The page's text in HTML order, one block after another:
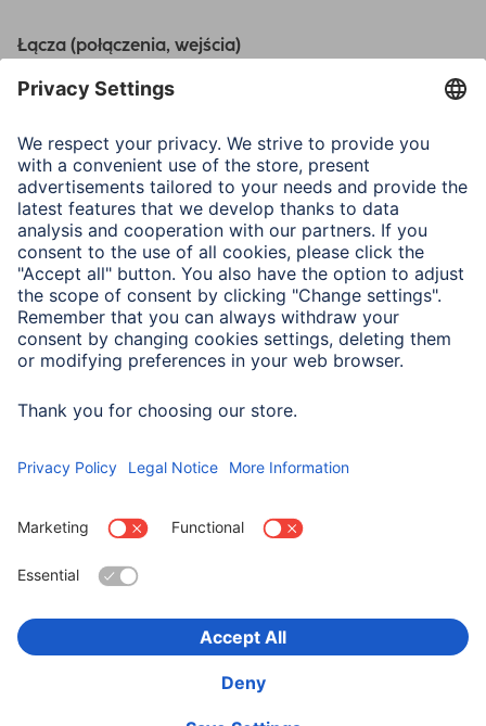
Łącza (połączenia, wejścia)
Połączenie
Połączenie
Micro-USB-Plug, USB-C-
plug, USB-Typ-A-Plug
Właściwości elektrotechniczne
Maks. prędkość przesyłu
danych
480 Mbit/s
Wybierz kraj
Bezpieczeństwo i ochrona danych
Deklaracje zgodności